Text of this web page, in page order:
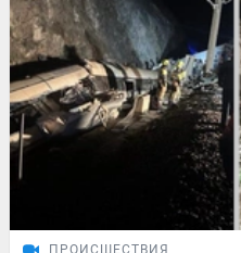
ПРОИСШЕСТВИЯ